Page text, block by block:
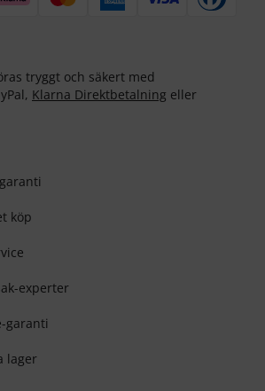
tryggt och säkert med
Klarna Direktbetalning eller
köp
experter
garanti
lager